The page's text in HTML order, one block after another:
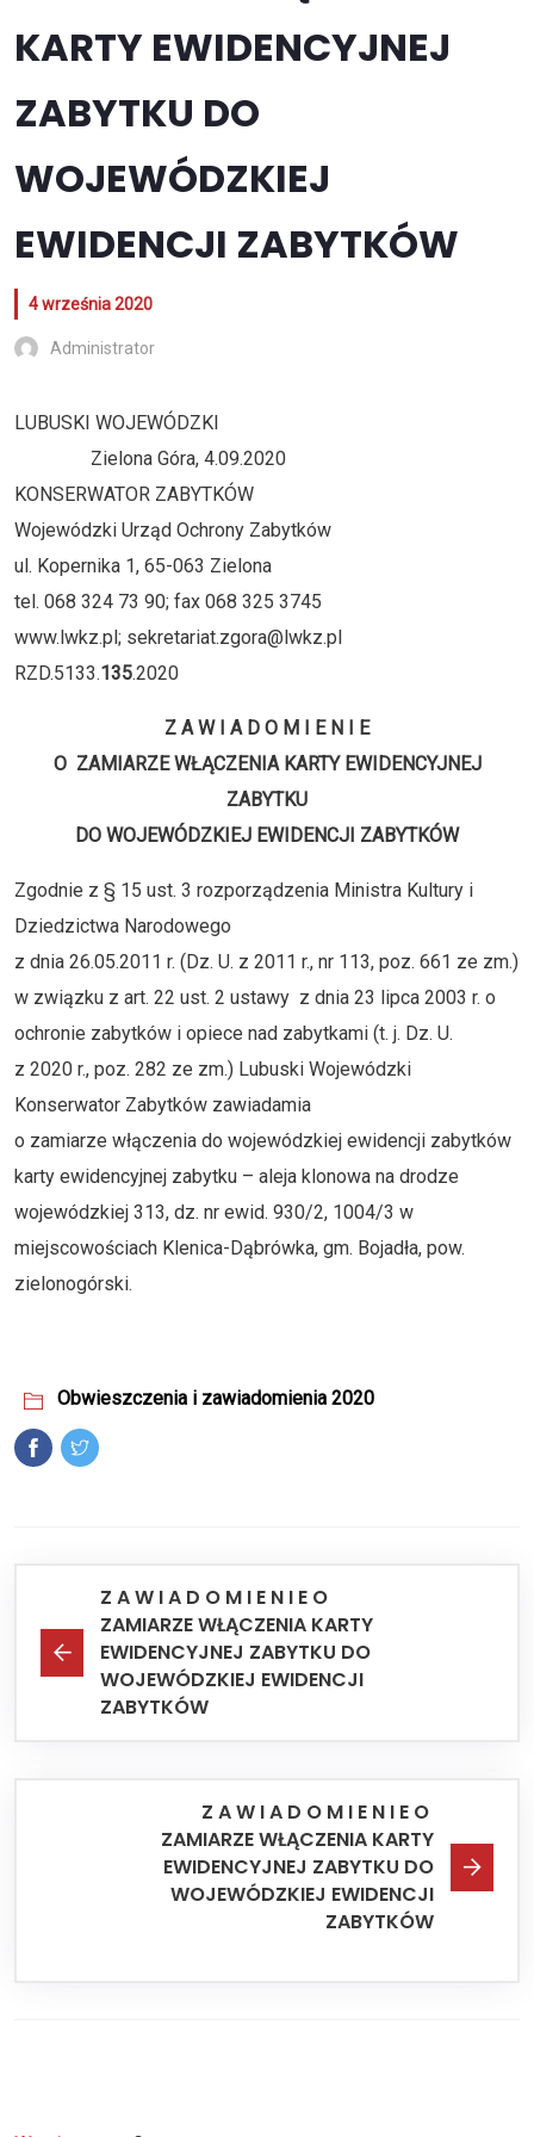
KARTY EWIDENCYJNEJ
ZABYTKU DO
WOJEWÓDZKIEJ
EWIDENCJI ZABYTKÓW
4 września 2020
Administrator
LUBUSKI WOJEWÓDZKI
Zielona Góra, 4.09.2020
KONSERWATOR ZABYTKÓW
Wojewódzki Urząd Ochrony Zabytków
ul. Kopernika 1, 65-063 Zielona
tel. 068 324 73 90; fax 068 325 3745
www.lwkz.pl; sekretariat.zgora@lwkz.pl
RZD.5133.135.2020
Z A W I A D O M I E N I E
O ZAMIARZE WŁĄCZENIA KARTY EWIDENCYJNEJ
ZABYTKU
DO WOJEWÓDZKIEJ EWIDENCJI ZABYTKÓW
Zgodnie z § 15 ust. 3 rozporządzenia Ministra Kultury i
Dziedzictwa Narodowego
z dnia 26.05.2011 r. (Dz. U. z 2011 r., nr 113, poz. 661 ze zm.)
w związku z art. 22 ust. 2 ustawy z dnia 23 lipca 2003 r. o
ochronie zabytków i opiece nad zabytkami (t. j. Dz. U.
z 2020 r., poz. 282 ze zm.) Lubuski Wojewódzki
Konserwator Zabytków zawiadamia
o zamiarze włączenia do wojewódzkiej ewidencji zabytków
karty ewidencyjnej zabytku – aleja klonowa na drodze
wojewódzkiej 313, dz. nr ewid. 930/2, 1004/3 w
miejscowościach Klenica-Dąbrówka, gm. Bojadła, pow.
zielonogórski.
Obwieszczenia i zawiadomienia 2020
Z A W I A D O M I E N I E O
ZAMIARZE WŁĄCZENIA KARTY
EWIDENCYJNEJ ZABYTKU DO
WOJEWÓDZKIEJ EWIDENCJI
ZABYTKÓW
Z A W I A D O M I E N I E O
ZAMIARZE WŁĄCZENIA KARTY
EWIDENCYJNEJ ZABYTKU DO
WOJEWÓDZKIEJ EWIDENCJI
ZABYTKÓW